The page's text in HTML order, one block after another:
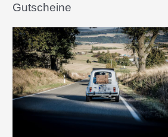
Gutscheine